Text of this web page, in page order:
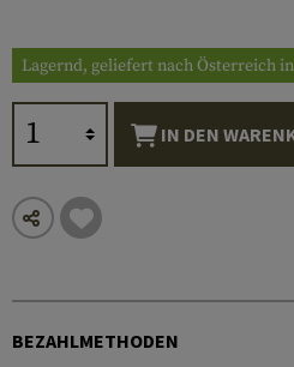
Lagernd, geliefert nach Österreich
IN DEN
BEZAHLMETHODEN